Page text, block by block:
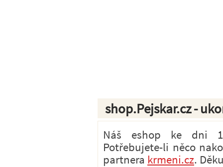
shop.Pejskar.cz -
Náš eshop ke dni
Potřebujete-li něco
partnera krmeni.cz.